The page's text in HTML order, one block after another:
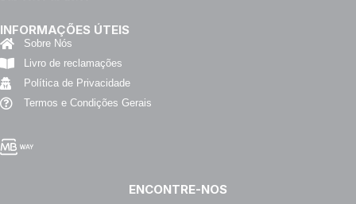
INFORMAÇÕES ÚTEIS
Sobre Nós
Livro de reclamações
Política de Privacidade
Termos e Condições Gerais
ENCONTRE-NOS